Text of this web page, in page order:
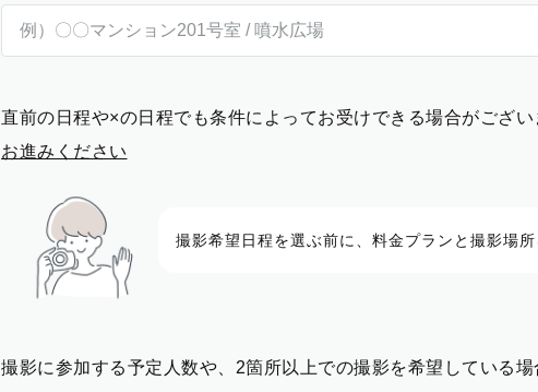
直前の日程や×の日程でも条件によってお受けできる場合がござい
お進みください
撮影希望日程を選ぶ前に、料金プランと撮影場所
撮影に参加する予定人数や、2箇所以上での撮影を希望している